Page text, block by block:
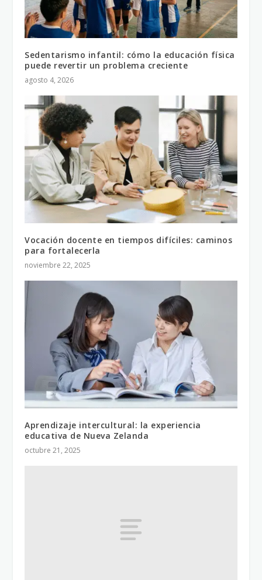
Sedentarismo infantil: cómo la educación física
puede revertir un problema creciente
agosto 4, 2026
Vocación docente en tiempos difíciles: caminos
para fortalecerla
noviembre 22, 2025
Aprendizaje intercultural: la experiencia
educativa de Nueva Zelanda
octubre 21, 2025